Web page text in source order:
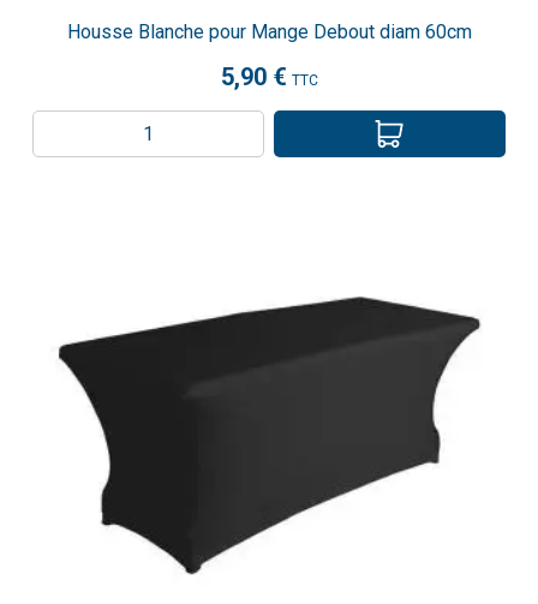
Housse Blanche pour Mange Debout diam 60cm
5,90 € TTC